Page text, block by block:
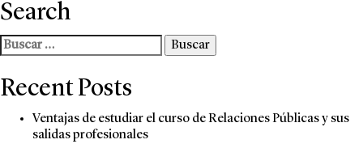
Search
Buscar:
Recent Posts
Ventajas de estudiar el curso de Relaciones Públicas y sus
salidas profesionales